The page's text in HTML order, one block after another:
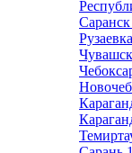
Саранск
Рузаевка